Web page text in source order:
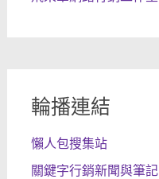
輪播連結
懶人包搜集站
關鍵字行銷新聞與筆記